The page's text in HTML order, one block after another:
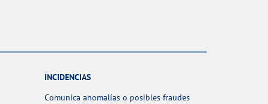
INCIDENCIAS
Comunica anomalías o posibles fraudes